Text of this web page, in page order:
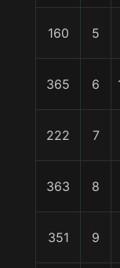
160 5
365 6
222 7
363 8
351 9